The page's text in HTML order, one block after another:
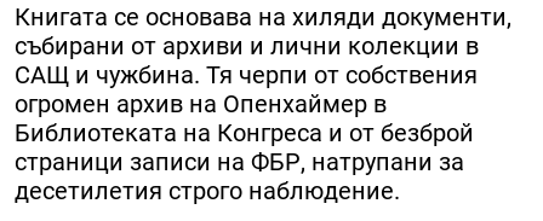
Книгата се основава на хиляди документи,
събирани от архиви и лични колекции в
САЩ и чужбина. Тя черпи от собствения
огромен архив на Опенхаймер в
Библиотеката на Конгреса и от безброй
страници записи на ФБР, натрупани за
десетилетия строго наблюдение.